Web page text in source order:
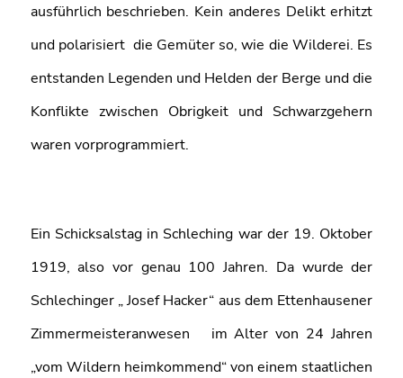
ausführlich beschrieben. Kein anderes Delikt erhitzt
und polarisiert die Gemüter so, wie die Wilderei. Es
entstanden Legenden und Helden der Berge und die
Konflikte zwischen Obrigkeit und Schwarzgehern
waren vorprogrammiert.
Ein Schicksalstag in Schleching war der 19. Oktober
1919, also vor genau 100 Jahren. Da wurde der
Schlechinger „ Josef Hacker“ aus dem Ettenhausener
Zimmermeisteranwesen im Alter von 24 Jahren
„vom Wildern heimkommend“ von einem staatlichen